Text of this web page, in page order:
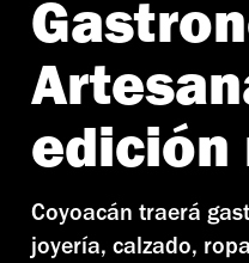
edición
Coyoacán traerá
joyería, calzado,